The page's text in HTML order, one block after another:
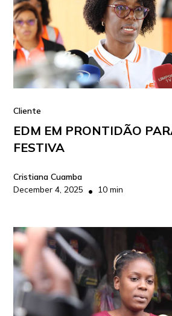
Cliente
EDM EM PRONTIDÃO
FESTIVA
Cristiana Cuamba
December 4, 2025 • 10 min